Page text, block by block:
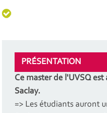
PRÉSENTATION
Ce master de l'UVSQ
Saclay.
=> Les étudiants auront